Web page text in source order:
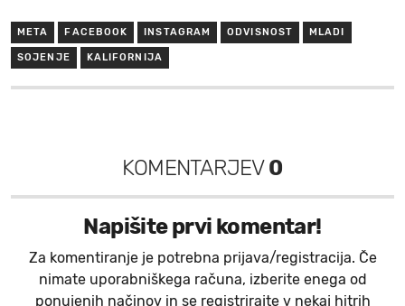
META FACEBOOK INSTAGRAM ODVISNOST MLADI
SOJENJE KALIFORNIJA
KOMENTARJEV0
Napišite prvi komentar!
Za komentiranje je potrebna prijava/registracija. Če
nimate uporabniškega računa, izberite enega od
ponujenih načinov in se registrirajte v nekaj hitrih